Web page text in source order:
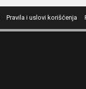
Pravila i uslovi korišćenja